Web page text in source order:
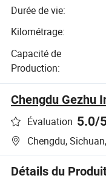
Durée de vie:
Kilométrage:
Capacité de
Production:
Chengdu Gezhu
Évaluation 5.0/
Chengdu,
Détails du